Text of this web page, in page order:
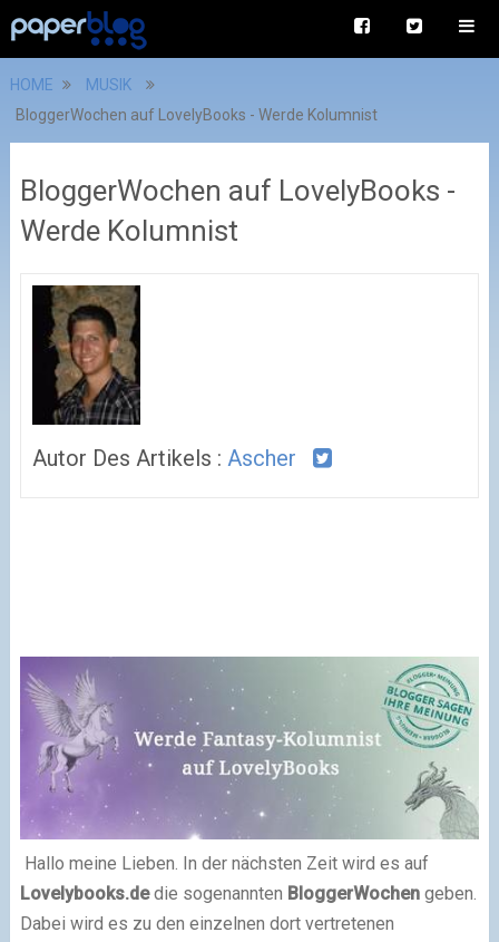
HOME
MUSIK
BloggerWochen auf LovelyBooks - Werde Kolumnist
BloggerWochen auf LovelyBooks -
Werde Kolumnist
Autor Des Artikels : Ascher
Hallo meine Lieben. In der nächsten Zeit wird es auf
Lovelybooks.dedie sogenannten BloggerWochen geben.
Dabei wird es zu den einzelnen dort vertretenen